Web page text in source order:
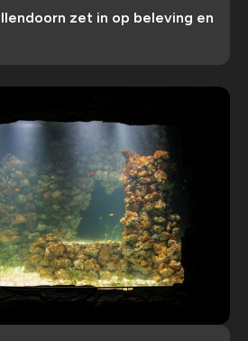
zet in op beleving en